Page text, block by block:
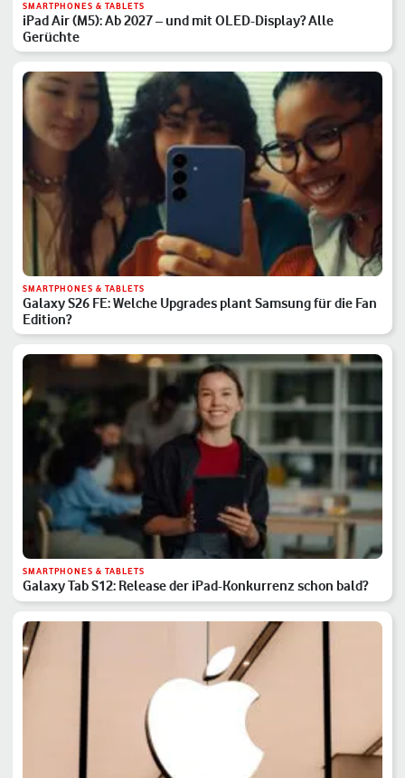
SMARTPHONES & TABLETS
iPad Air (M5): Ab 2027 – und mit OLED-Display? Alle
Gerüchte
SMARTPHONES & TABLETS
Galaxy S26 FE: Welche Upgrades plant Samsung für die Fan
Edition?
SMARTPHONES & TABLETS
Galaxy Tab S12: Release der iPad-Konkurrenz schon bald?